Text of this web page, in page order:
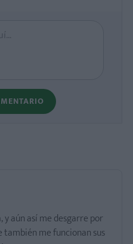
aún así me desgarre por
también me funcionan sus